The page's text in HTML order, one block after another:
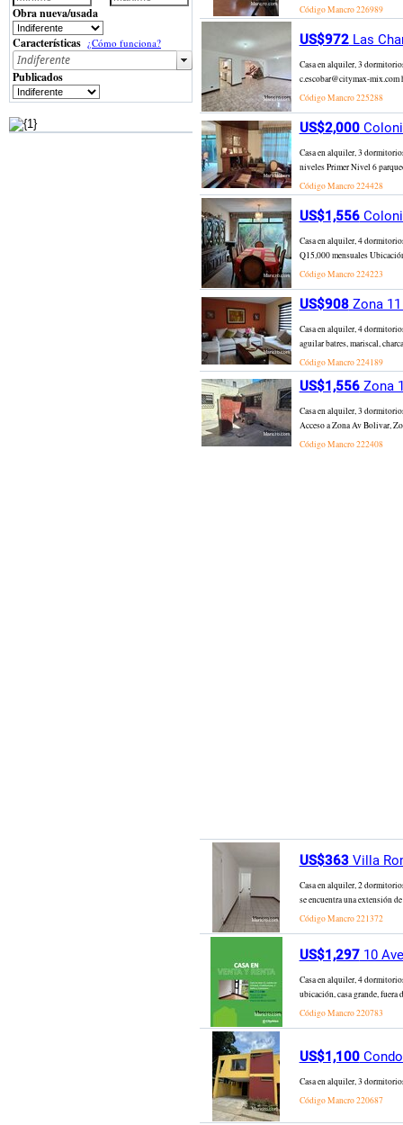
Código Mancro226989
US$972Las
Casa en alquiler, 3
c.escobar@citymax-
Código Mancro225288
US$2,000
Casa en alquiler, 3
niveles Primer Nivel 6
Código Mancro224428
US$1,556
Casa en alquiler, 4
Q15,000 mensuales
Código Mancro224223
US$908Zona 11
Casa en alquiler, 4
aguilar batres, mariscal,
Código Mancro224189
US$1,556Zona
Casa en alquiler, 3
Acceso a Zona Av Bolivar,
Código Mancro222408
US$363Villa
Casa en alquiler, 2
se encuentra una extensión
Código Mancro221372
US$1,29710
Casa en alquiler, 4
ubicación, casa grande,
Código Mancro220783
US$1,100
Casa en alquiler, 3
Código Mancro220687
Obra nueva/usada
Características ¿Cómo funciona?
Publicados